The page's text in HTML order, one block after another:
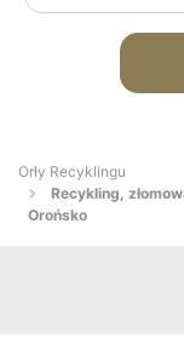
Orły Recyklingu
Recykling,
Orońsko